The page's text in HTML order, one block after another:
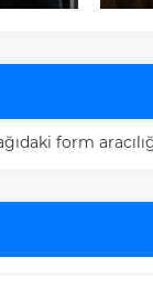
form